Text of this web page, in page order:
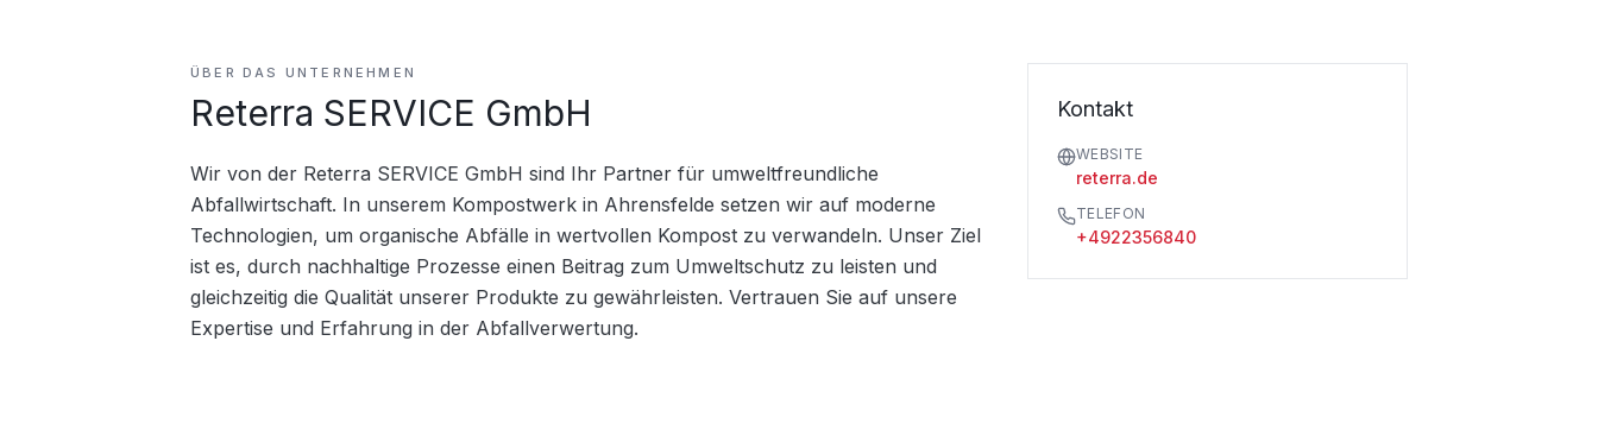
ÜBER DAS UNTERNEHMEN
Reterra SERVICE GmbH
Wir von der Reterra SERVICE GmbH sind Ihr Partner für umweltfreundliche
Abfallwirtschaft. In unserem Kompostwerk in Ahrensfelde setzen wir auf moderne
Technologien, um organische Abfälle in wertvollen Kompost zu verwandeln. Unser Ziel
ist es, durch nachhaltige Prozesse einen Beitrag zum Umweltschutz zu leisten und
gleichzeitig die Qualität unserer Produkte zu gewährleisten. Vertrauen Sie auf unsere
Expertise und Erfahrung in der Abfallverwertung.
Kontakt
WEBSITE
reterra.de
TELEFON
+4922356840